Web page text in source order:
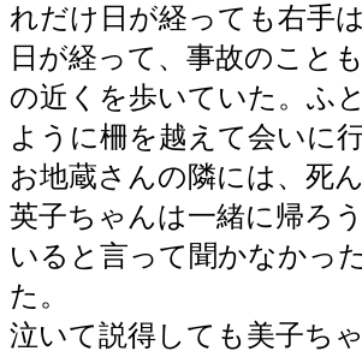
れだけ日が経っても右手
日が経って、事故のこと
の近くを歩いていた。ふ
ように柵を越えて会いに行
お地蔵さんの隣には、死
英子ちゃんは一緒に帰ろ
いると言って聞かなかっ
た。
泣いて説得しても美子ち